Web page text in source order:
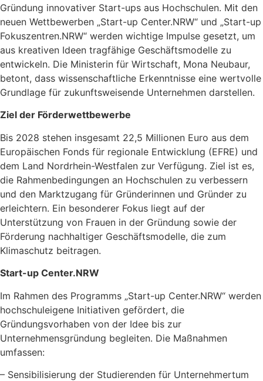
Gründung innovativer Start-ups aus Hochschulen. Mit den
neuen Wettbewerben „Start-up Center.NRW“ und „Start-up
Fokuszentren.NRW“ werden wichtige Impulse gesetzt, um
aus kreativen Ideen tragfähige Geschäftsmodelle zu
entwickeln. Die Ministerin für Wirtschaft, Mona Neubaur,
betont, dass wissenschaftliche Erkenntnisse eine wertvolle
Grundlage für zukunftsweisende Unternehmen darstellen.
Ziel der Förderwettbewerbe
Bis 2028 stehen insgesamt 22,5 Millionen Euro aus dem
Europäischen Fonds für regionale Entwicklung (EFRE) und
dem Land Nordrhein-Westfalen zur Verfügung. Ziel ist es,
die Rahmenbedingungen an Hochschulen zu verbessern
und den Marktzugang für Gründerinnen und Gründer zu
erleichtern. Ein besonderer Fokus liegt auf der
Unterstützung von Frauen in der Gründung sowie der
Förderung nachhaltiger Geschäftsmodelle, die zum
Klimaschutz beitragen.
Start-up Center.NRW
Im Rahmen des Programms „Start-up Center.NRW“ werden
hochschuleigene Initiativen gefördert, die
Gründungsvorhaben von der Idee bis zur
Unternehmensgründung begleiten. Die Maßnahmen
umfassen:
– Sensibilisierung der Studierenden für Unternehmertum